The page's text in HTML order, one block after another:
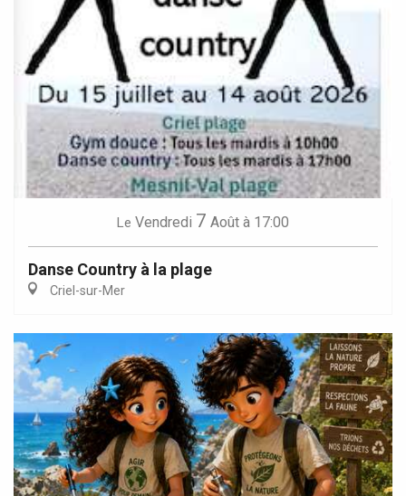
Le Vendredi 7 Août à 17:00
Danse Country à la plage
Criel-sur-Mer